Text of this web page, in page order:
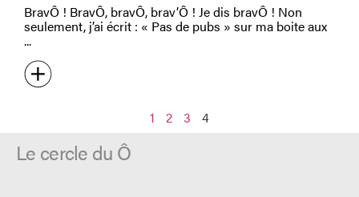
BravÔ ! BravÔ, bravÔ, brav’Ô ! Je dis bravÔ ! Non
seulement, j’ai écrit : « Pas de pubs » sur ma boite aux
1 2 3 4
Le cercle du Ô